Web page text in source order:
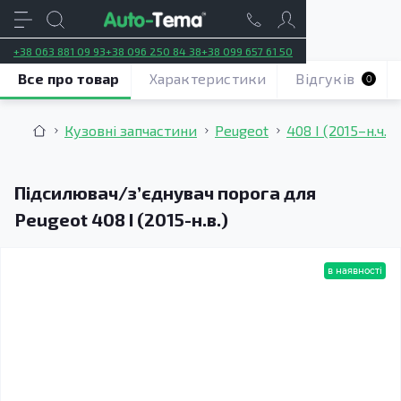
+38 063 881 09 93+38 096 250 84 38+38 099 657 61 50
Кузовні запчастини Peugeot 408 I (2015–н.ч.)
Підсилювач/зʼєднувач порога для
Peugeot 408 I (2015-н.в.)
Все про товар Характеристики Відгуків 0
в наявності